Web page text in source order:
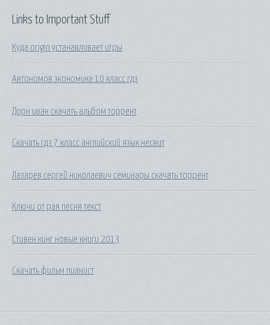
Links to Important Stuff
Куда origin устанавливает игры
Автономов экономика 10 класс гдз
Дорн иван скачать альбом торрент
Скачать гдз 7 класс английский язык несвит
Лазарев сергей николаевич семинары скачать торрент
Ключи от рая песня текст
Стивен кинг новые книги 2013
Скачать фильм пианист